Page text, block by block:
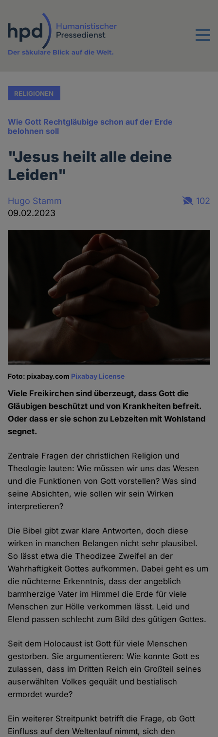
Inhalt
Menu
Der säkulare Blick auf die Welt.
RELIGIONEN
Wie Gott Rechtgläubige schon auf der Erde
belohnen soll
"Jesus heilt alle deine
Leiden"
Hugo Stamm
09.02.2023
102
Foto: pixabay.com Pixabay License
Viele Freikirchen sind überzeugt, dass Gott die
Gläubigen beschützt und von Krankheiten befreit.
Oder dass er sie schon zu Lebzeiten mit Wohlstand
segnet.
Zentrale Fragen der christlichen Religion und
Theologie lauten: Wie müssen wir uns das Wesen
und die Funktionen von Gott vorstellen? Was sind
seine Absichten, wie sollen wir sein Wirken
interpretieren?
Die Bibel gibt zwar klare Antworten, doch diese
wirken in manchen Belangen nicht sehr plausibel.
So lässt etwa die Theodizee Zweifel an der
Wahrhaftigkeit Gottes aufkommen. Dabei geht es um
die nüchterne Erkenntnis, dass der angeblich
barmherzige Vater im Himmel die Erde für viele
Menschen zur Hölle verkommen lässt. Leid und
Elend passen schlecht zum Bild des gütigen Gottes.
Seit dem Holocaust ist Gott für viele Menschen
gestorben. Sie argumentieren: Wie konnte Gott es
zulassen, dass im Dritten Reich ein Großteil seines
auserwählten Volkes gequält und bestialisch
ermordet wurde?
Ein weiterer Streitpunkt betrifft die Frage, ob Gott
Einfluss auf den Weltenlauf nimmt, sich den